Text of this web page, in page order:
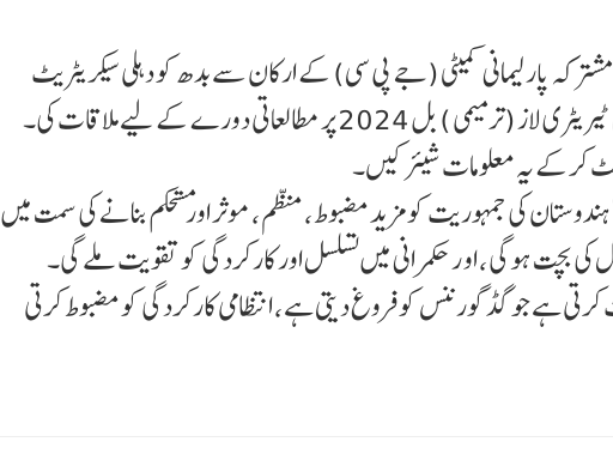
پارلیمانی کمیٹی (جے پی سی) کے ارکان سے بدھ کو دہلی سیکریٹریٹ
میں آئین ( 129ویں ترمیم) بل 2024 اور یونین ٹیریٹری لاز (ترمیمی ) بل 2024 پر مطالعاتی دورے کے لیے ملاقات کی۔
کرکے یہ معلومات شیئر کیں۔
کی جمہوریت کو مزید مضبوط ، منظم ، موثر اور مستحکم بنانے کی سمت میں
ہوگی ، او ر حکمرانی میں تسلسل اور کارکردگی کو تقویت ملے گی۔
ہے جو گڈ گورننس کو فروغ دیتی ہے ، انتظامی کارکردگی کو مضبوط کرتی